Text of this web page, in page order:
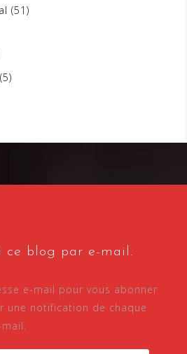
(51)
(5)
ce blog par e-mail.
e-mail pour vous abonner
une notification de chaque